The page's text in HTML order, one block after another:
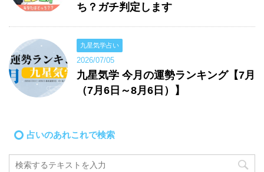
ち？ガチ判定します
九星気学占い
2026/07/05
九星気学 今月の運勢ランキング【7月
（7月6日～8月6日）】
占いのあれこれで検索